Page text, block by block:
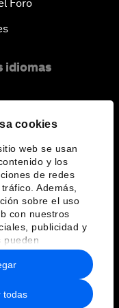
cookies
web se usan
y los
de redes
Además,
sobre el uso
con nuestros
publicidad y
pueden
que les
hayan
uso que haya
todas
Foro
idiomas